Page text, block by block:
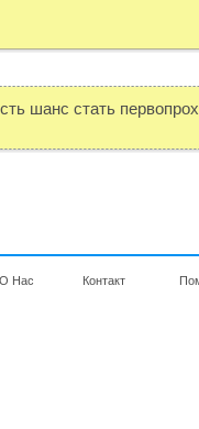
шанс стать
О Нас Контакт